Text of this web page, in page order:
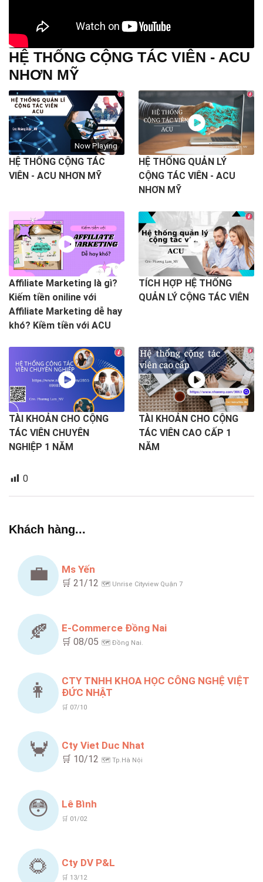
HỆ THỐNG CỘNG TÁC VIÊN - ACU
NHƠN MỸ
Now Playing
HỆ THỐNG CỘNG TÁC
VIÊN - ACU NHƠN MỸ
HỆ THỐNG QUẢN LÝ
CỘNG TÁC VIÊN - ACU
NHƠN MỸ
Affiliate Marketing là gì?
Kiếm tiền oniline với
Affiliate Marketing dễ hay
khó? Kiềm tiền với ACU
TÍCH HỢP HỆ THỐNG
QUẢN LÝ CỘNG TÁC VIÊN
TÀI KHOẢN CHO CỘNG
TÁC VIÊN CHUYÊN
NGHIỆP 1 NĂM
TÀI KHOẢN CHO CỘNG
TÁC VIÊN CAO CẤP 1
NĂM
0
Khách hàng...
💼 Ms Yến
🛒 21/12 🗺️ Unrise Cityview Quận 7
🍂 E-Commerce Đồng Nai
🛒 08/05 🗺️ Đồng Nai.
👩
CTY TNHH KHOA HỌC CÔNG NGHỆ VIỆT
ĐỨC NHẬT
🛒 07/10
🦀 Cty Viet Duc Nhat
🛒 10/12 🗺️ Tp.Hà Nội
😳 Lê Bình
🛒 01/02
🌻 Cty DV P&L
🛒 13/12